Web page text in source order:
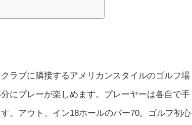
ラブに隣接するアメリカンスタイルのゴルフ場
にプレーが楽しめます。プレーヤーは各自で手
。アウト、イン18ホールのパー70。ゴルフ初心